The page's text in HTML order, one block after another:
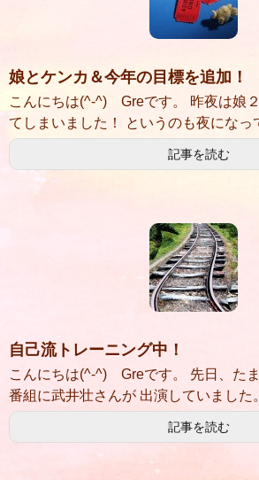
娘とケンカ＆今年の目標を追加！
こんにちは(^-^) Greです。 昨夜は娘
てしまいました！ というのも夜になっ
記事を読む
自己流トレーニング中！
こんにちは(^-^) Greです。 先日、た
番組に武井壮さんが 出演していました
記事を読む